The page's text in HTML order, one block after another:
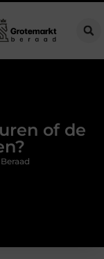
in Utrecht?
of de